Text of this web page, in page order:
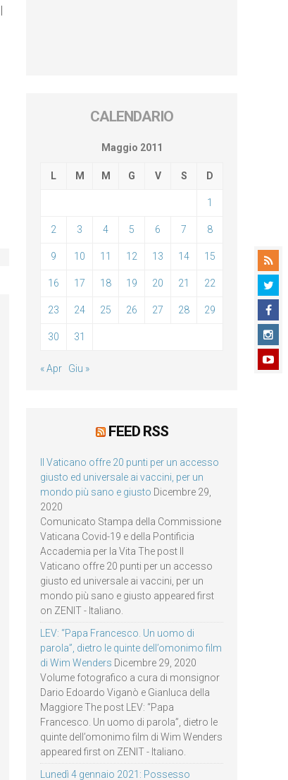
CALENDARIO
Maggio 2011
L M M G V S D
1
2 3 4 5 6 7 8
9 10 11 12 13 14 15
16 17 18 19 20 21 22
23 24 25 26 27 28 29
30 31
« Apr Giu »
FEED RSS
Il Vaticano offre 20 punti per un accesso
giusto ed universale ai vaccini, per un
mondo più sano e giusto Dicembre 29,
2020
Comunicato Stampa della Commissione
Vaticana Covid-19 e della Pontificia
Accademia per la Vita The post Il
Vaticano offre 20 punti per un accesso
giusto ed universale ai vaccini, per un
mondo più sano e giusto appeared first
on ZENIT - Italiano.
LEV: “Papa Francesco. Un uomo di
parola”, dietro le quinte dell’omonimo film
di Wim Wenders Dicembre 29, 2020
Volume fotografico a cura di monsignor
Dario Edoardo Viganò e Gianluca della
Maggiore The post LEV: “Papa
Francesco. Un uomo di parola”, dietro le
quinte dell’omonimo film di Wim Wenders
appeared first on ZENIT - Italiano.
Lunedì 4 gennaio 2021: Possesso